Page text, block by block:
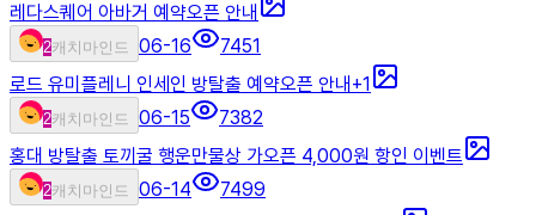
레다스퀘어 아바거 예약오픈 안내
2캐치마인드 06-16
7451
로드 유미플레니 인세인 방탈출 예약오픈 안내 +1
2캐치마인드 06-15
7382
홍대 방탈출 토끼굴 행운만물상 가오픈 4,000원 항인 이벤트
2캐치마인드 06-14
7499